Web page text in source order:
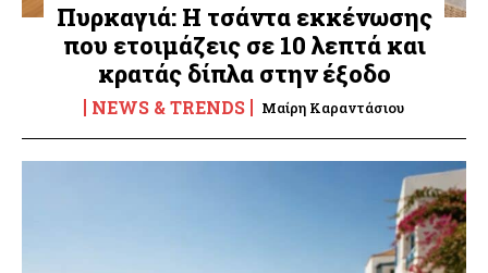
Πυρκαγιά: Η τσάντα εκκένωσης
που ετοιμάζεις σε 10 λεπτά και
κρατάς δίπλα στην έξοδο
NEWS & TRENDS Μαίρη Καραντάσιου